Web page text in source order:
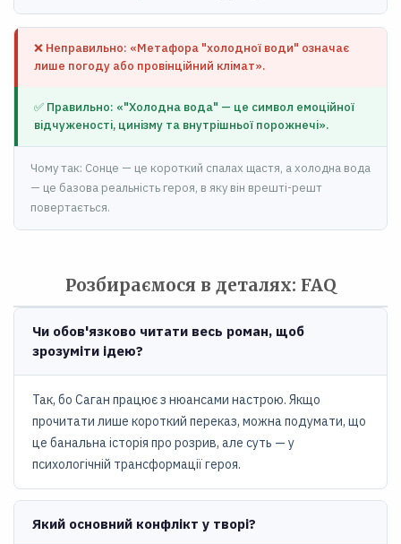
❌ Неправильно: «Метафора "холодної води" означає
лише погоду або провінційний клімат».
✅ Правильно: «"Холодна вода" — це символ емоційної
відчуженості, цинізму та внутрішньої порожнечі».
Чому так: Сонце — це короткий спалах щастя, а холодна вода
— це базова реальність героя, в яку він врешті-решт
повертається.
Розбираємося в деталях: FAQ
Чи обов'язково читати весь роман, щоб
зрозуміти ідею?
Так, бо Саган працює з нюансами настрою. Якщо
прочитати лише короткий переказ, можна подумати, що
це банальна історія про розрив, але суть — у
психологічній трансформації героя.
Який основний конфлікт у творі?